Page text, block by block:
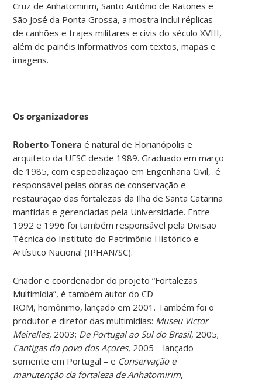
Cruz de Anhatomirim, Santo Antônio de Ratones e
São José da Ponta Grossa, a mostra inclui réplicas
de canhões e trajes militares e civis do século XVIII,
além de painéis informativos com textos, mapas e
imagens.
Os organizadores
Roberto Tonera é natural de Florianópolis e
arquiteto da UFSC desde 1989. Graduado em março
de 1985, com especialização em Engenharia Civil, é
responsável pelas obras de conservação e
restauração das fortalezas da Ilha de Santa Catarina
mantidas e gerenciadas pela Universidade. Entre
1992 e 1996 foi também responsável pela Divisão
Técnica do Instituto do Patrimônio Histórico e
Artístico Nacional (IPHAN/SC).
Criador e coordenador do projeto “Fortalezas
Multimídia”, é também autor do CD-
ROM, homônimo, lançado em 2001. Também foi o
produtor e diretor das multimídias: Museu Victor
Meirelles, 2003; De Portugal ao Sul do Brasil, 2005;
Cantigas do povo dos Açores, 2005 – lançado
somente em Portugal – e Conservação e
manutenção da fortaleza de Anhatomirim,